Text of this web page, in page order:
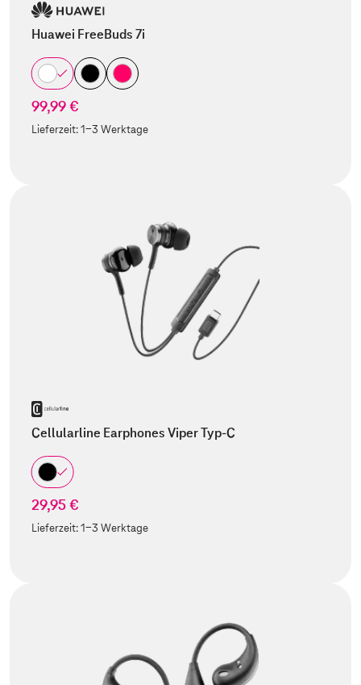
Huawei FreeBuds 7i
99,99 €
Lieferzeit:1-3 Werktage
Cellularline Earphones Viper Typ-C
29,95 €
Lieferzeit:1-3 Werktage